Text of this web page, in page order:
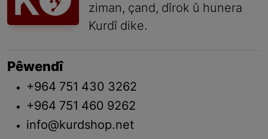
ziman, çand, dîrok û hunera
Kurdî dike.
Pêwendî
+964 751 430 3262
+964 751 460 9262
info@kurdshop.net